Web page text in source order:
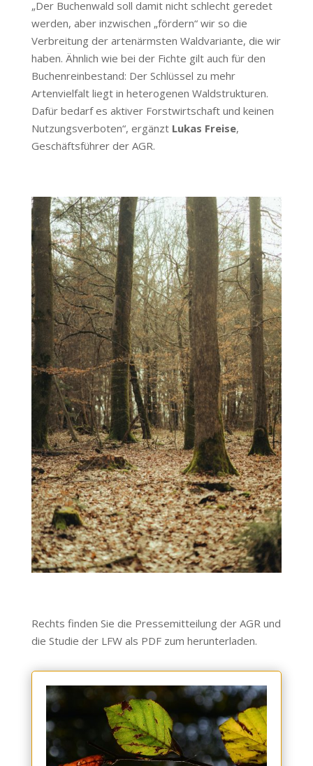
„Der Buchenwald soll damit nicht schlecht geredet
werden, aber inzwischen „fördern“ wir so die
Verbreitung der artenärmsten Waldvariante, die wir
haben. Ähnlich wie bei der Fichte gilt auch für den
Buchenreinbestand: Der Schlüssel zu mehr
Artenvielfalt liegt in heterogenen Waldstrukturen.
Dafür bedarf es aktiver Forstwirtschaft und keinen
Nutzungsverboten“, ergänzt Lukas Freise,
Geschäftsführer der AGR.
Rechts finden Sie die Pressemitteilung der AGR und
die Studie der LFW als PDF zum herunterladen.